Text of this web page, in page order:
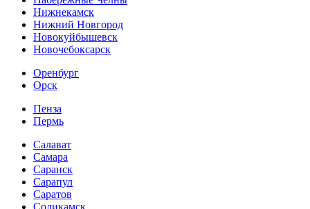
Нижнекамск
Нижний Новгород
Новокуйбышевск
Новочебоксарск
Оренбург
Орск
Пенза
Пермь
Салават
Самара
Саранск
Сарапул
Саратов